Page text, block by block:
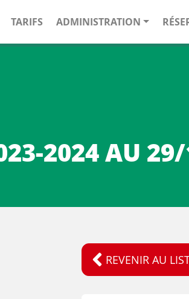
TARIFS ADMINISTRATION
2024 AU
REVENIR AU